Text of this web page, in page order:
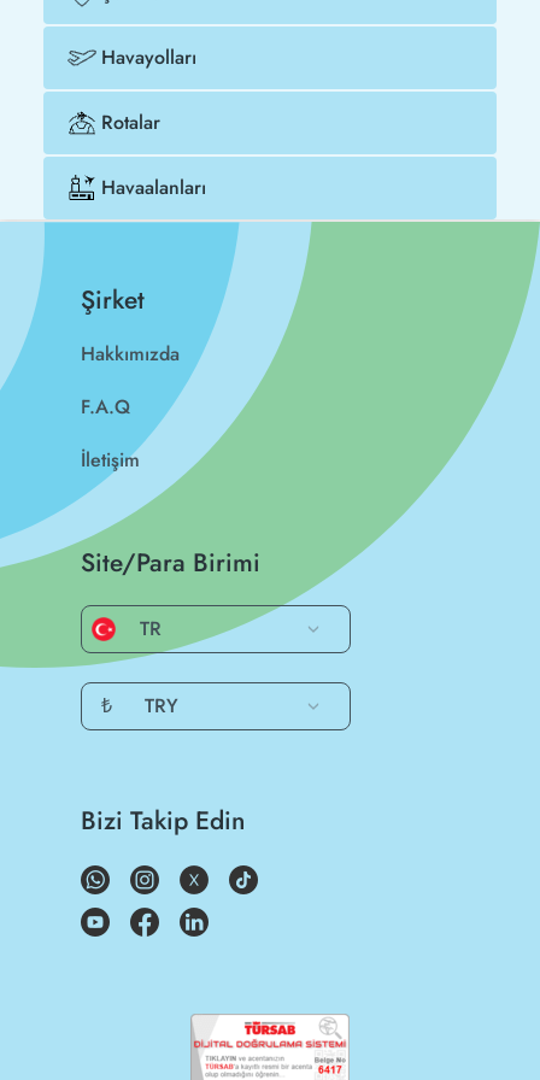
Havayolları
Rotalar
Havaalanları
Şirket
Hakkımızda
F.A.Q
İletişim
Site/Para Birimi
TR
₺ TRY
Bizi Takip Edin